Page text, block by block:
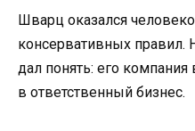
Шварц оказался
консервативных правил.
дал понять: его
в ответственный бизнес.